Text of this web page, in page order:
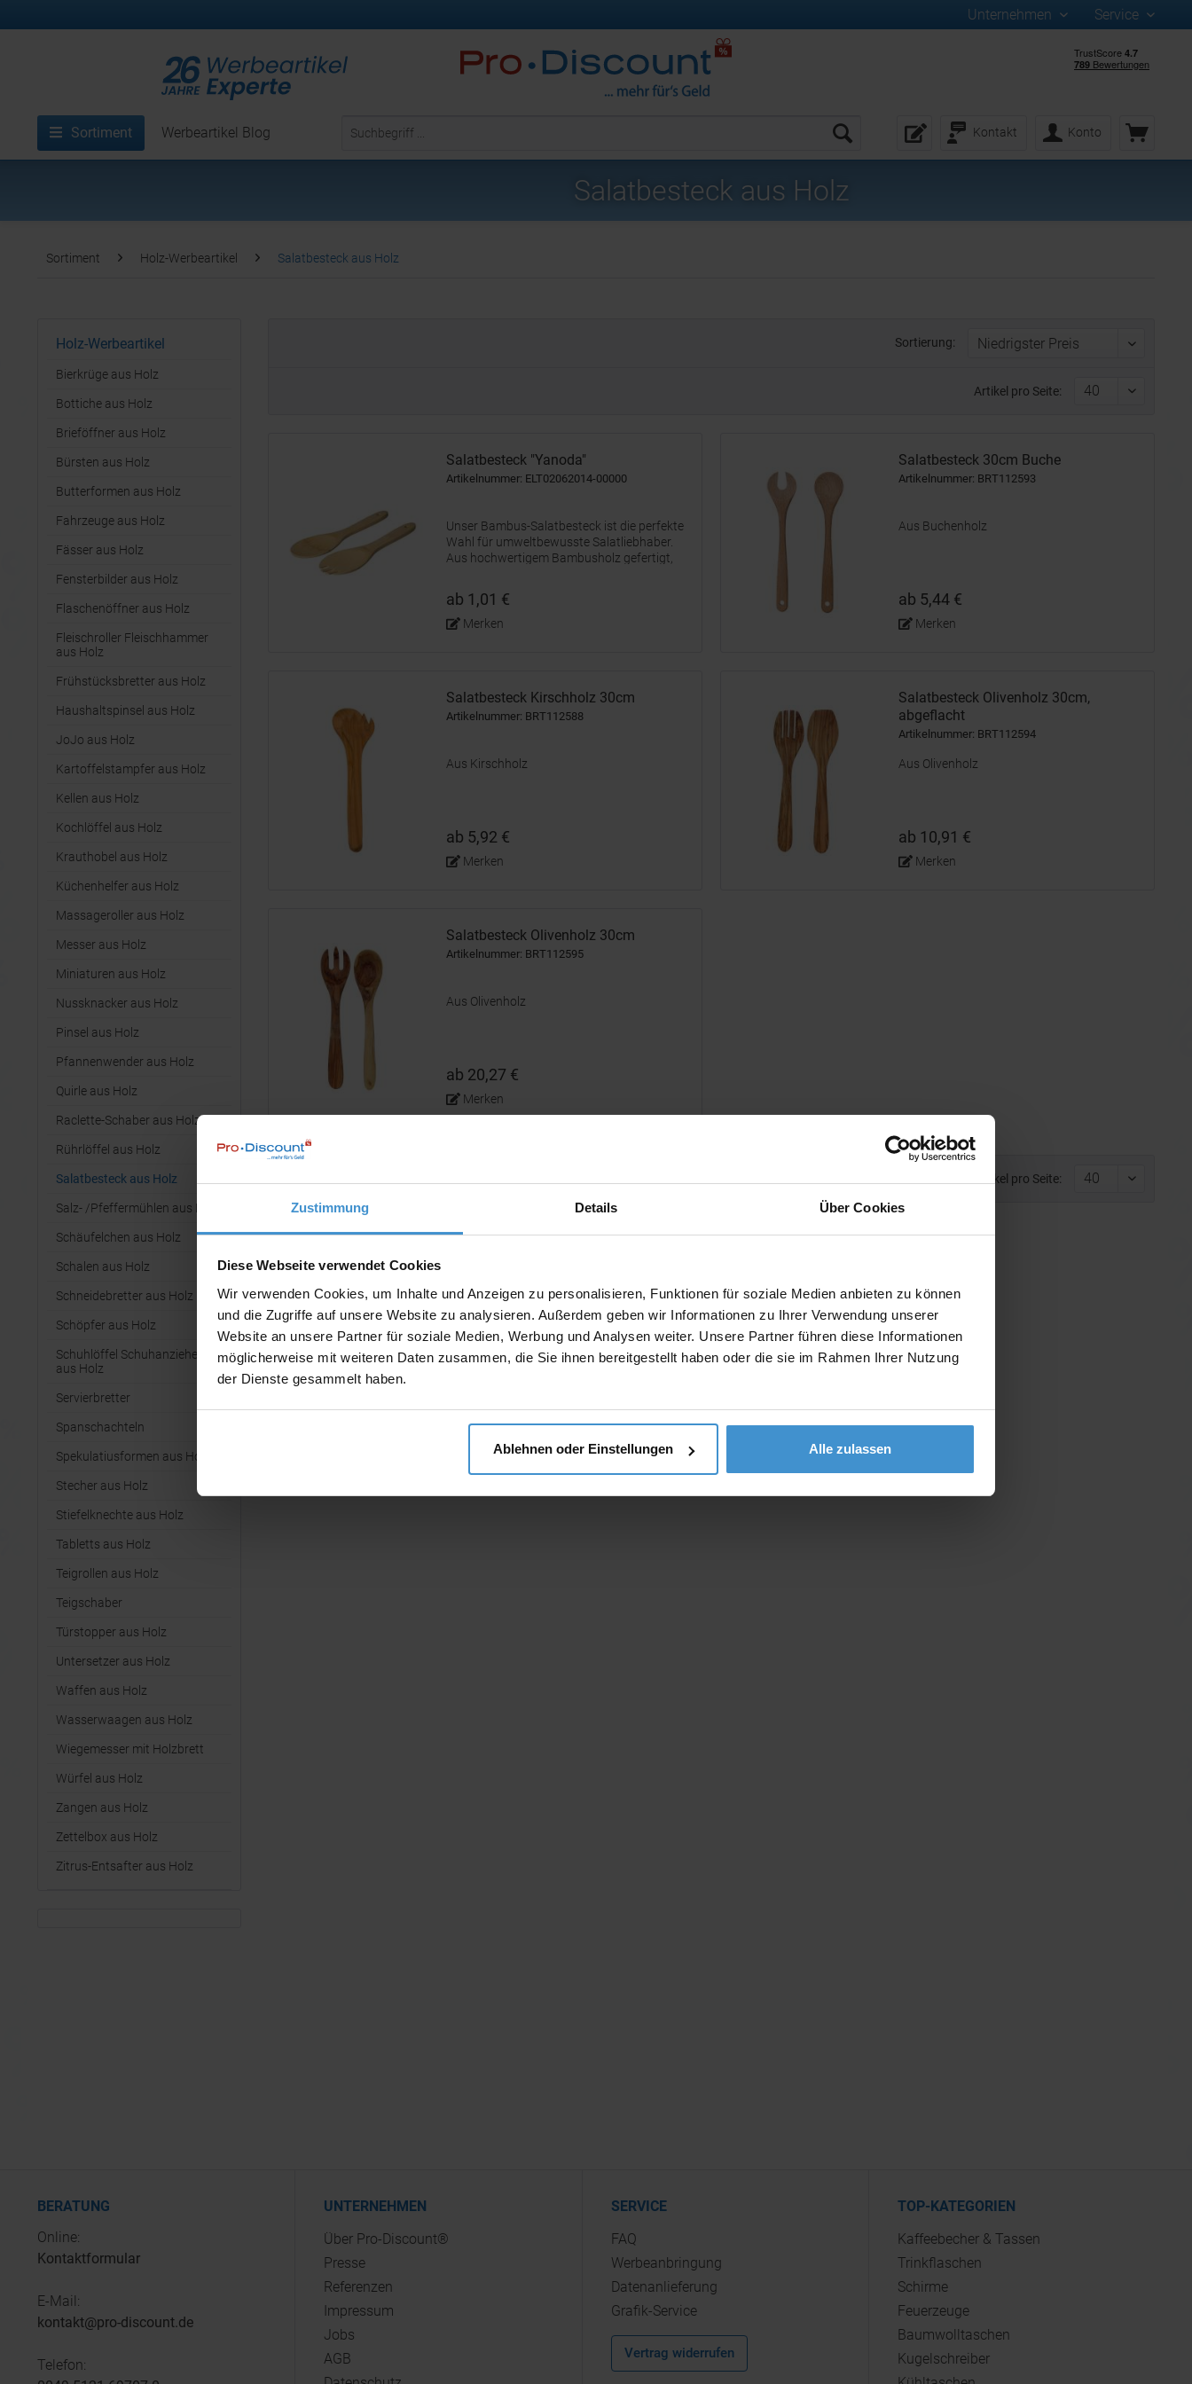
Zustimmung Details Über Cookies
Diese Webseite verwendet Cookies
Wir verwenden Cookies, um Inhalte und Anzeigen zu personalisieren, Funktionen für soziale Medien anbieten zu können
und die Zugriffe auf unsere Website zu analysieren. Außerdem geben wir Informationen zu Ihrer Verwendung unserer
Website an unsere Partner für soziale Medien, Werbung und Analysen weiter. Unsere Partner führen diese Informationen
möglicherweise mit weiteren Daten zusammen, die Sie ihnen bereitgestellt haben oder die sie im Rahmen Ihrer Nutzung
der Dienste gesammelt haben.
Ablehnen oder Einstellungen Alle zulassen
Unternehmen Service
Kontakt Konto
Sortiment Werbeartikel Blog
Salatbesteck aus Holz
Sortiment Holz-Werbeartikel Salatbesteck aus Holz
Holz-Werbeartikel
Bierkrüge aus Holz
Bottiche aus Holz
Brieföffner aus Holz
Bürsten aus Holz
Butterformen aus Holz
Fahrzeuge aus Holz
Fässer aus Holz
Fensterbilder aus Holz
Flaschenöffner aus Holz
Fleischroller Fleischhammer
aus Holz
Frühstücksbretter aus Holz
Haushaltspinsel aus Holz
JoJo aus Holz
Kartoffelstampfer aus Holz
Kellen aus Holz
Kochlöffel aus Holz
Krauthobel aus Holz
Küchenhelfer aus Holz
Massageroller aus Holz
Messer aus Holz
Miniaturen aus Holz
Nussknacker aus Holz
Pinsel aus Holz
Pfannenwender aus Holz
Quirle aus Holz
Raclette-Schaber aus Holz
Rührlöffel aus Holz
Salatbesteck aus Holz
Salz- /Pfeffermühlen aus Holz
Schäufelchen aus Holz
Schalen aus Holz
Schneidebretter aus Holz
Schöpfer aus Holz
Schuhlöffel Schuhanzieher
aus Holz
Servierbretter
Spanschachteln
Spekulatiusformen aus Holz
Stecher aus Holz
Stiefelknechte aus Holz
Tabletts aus Holz
Teigrollen aus Holz
Teigschaber
Türstopper aus Holz
Untersetzer aus Holz
Waffen aus Holz
Wasserwaagen aus Holz
Wiegemesser mit Holzbrett
Würfel aus Holz
Zangen aus Holz
Zettelbox aus Holz
Zitrus-Entsafter aus Holz
Sortierung:
Artikel pro Seite:
Salatbesteck "Yanoda"
Artikelnummer: ELT02062014-00000
Unser Bambus-Salatbesteck ist die perfekte
Wahl für umweltbewusste Salatliebhaber.
Aus hochwertigem Bambusholz gefertigt,
und langlebige Set besteht aus einer Gabel
und einem Löffel und liegt...
ab 1,01 €
Merken
Salatbesteck 30cm Buche
Artikelnummer: BRT112593
Aus Buchenholz
ab 5,44 €
Merken
Salatbesteck Kirschholz 30cm
Artikelnummer: BRT112588
Aus Kirschholz
ab 5,92 €
Merken
Salatbesteck Olivenholz 30cm,
abgeflacht
Artikelnummer: BRT112594
Aus Olivenholz
ab 10,91 €
Merken
Salatbesteck Olivenholz 30cm
Artikelnummer: BRT112595
Aus Olivenholz
ab 20,27 €
Merken
Artikel pro Seite:
BERATUNG
Online:
Kontaktformular
E-Mail:
kontakt@pro-discount.de
Telefon:
UNTERNEHMEN
Über Pro-Discount®
Presse
Referenzen
Impressum
Jobs
AGB
SERVICE
FAQ
Werbeanbringung
Datenanlieferung
Grafik-Service
Vertrag widerrufen
TOP-KATEGORIEN
Kaffeebecher & Tassen
Trinkflaschen
Schirme
Feuerzeuge
Baumwolltaschen
Kugelschreiber